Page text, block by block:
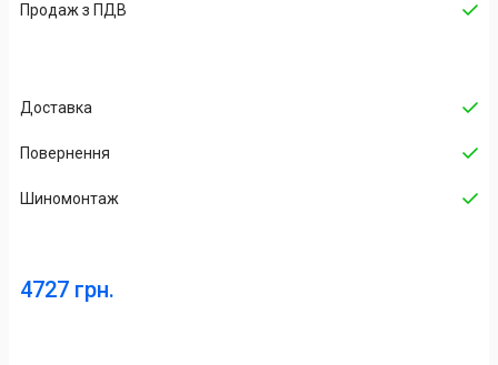
Продаж з ПДВ
Доставка
Повернення
Шиномонтаж
4727 грн.